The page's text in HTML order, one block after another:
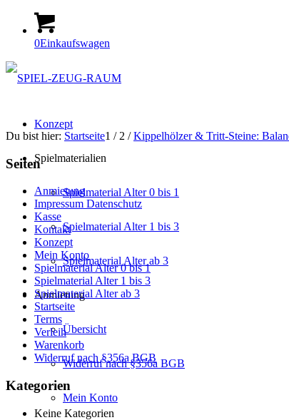
0Einkaufswagen
Konzept
Spielmaterialien
Spielmaterial Alter 0 bis 1
Spielmaterial Alter 1 bis 3
Spielmaterial Alter ab 3
Anmietung
Übersicht
Widerruf nach §356a BGB
Mein Konto
Du bist hier: Startseite1 / 2 / Kippelhölzer & Tritt-Steine:
Seiten
Anmietung
Impressum Datenschutz
Kasse
Kontakt
Konzept
Mein Konto
Spielmaterial Alter 0 bis 1
Spielmaterial Alter 1 bis 3
Spielmaterial Alter ab 3
Startseite
Terms
Verleih
Warenkorb
Widerruf nach §356a BGB
Kategorien
Keine Kategorien